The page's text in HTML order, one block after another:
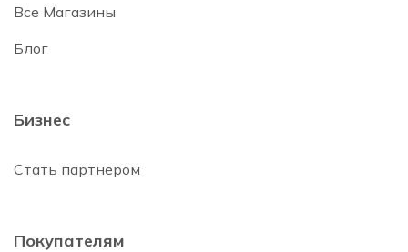
Все Магазины
Блог
Бизнес
Стать партнером
Покупателям